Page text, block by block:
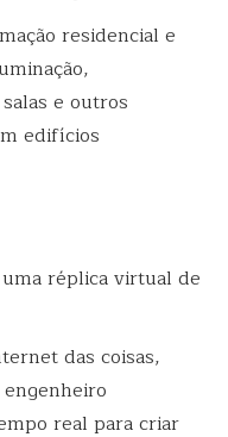
residencial e
e outros
edifícios
réplica virtual de
das coisas,
real para criar